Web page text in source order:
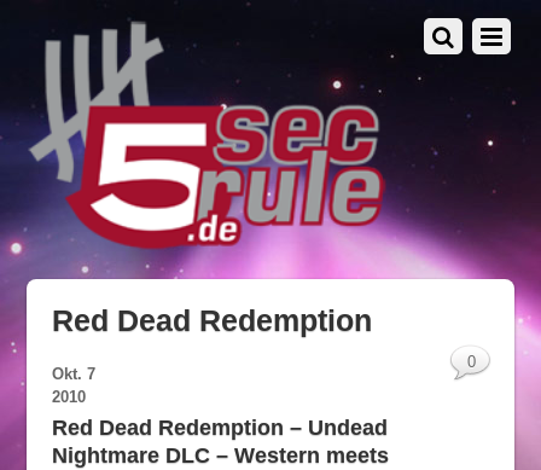
Red Dead Redemption
Okt. 7
2010
Red Dead Redemption – Undead
Nightmare DLC – Western meets
0